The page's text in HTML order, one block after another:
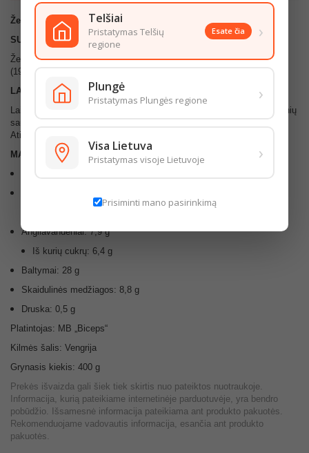
Žemės riešutų užtepas.
SUDEDAMOSIOS DALYS
Žemės riešutų sviestas (79,6%), traškūs žemės riešutų gabaliukai
(19,9%), druska.
LAIKYMO SĄLYGOS
Laikyti gerai uždaryta, sausoje, tamsioje vietoje. Saugoti nuo tiesioginių
saulės spindulių ir laikyti ne aukštesnėje kaip +25°C temperatūroje.
Atidarius suvartoti per 4 savaites.
MAISTINGUMO VERTĖ (100G/ML)
Angliavandeniai: 7,9 g
Iš kurių cukrų: 6,4 g
Baltymai: 28 g
Skaidulinės medžiagos: 8,8 g
Druska: 0,5 g
Platintojas: MB „Biceps“
Kilmės šalis: Vengrija
Grynasis kiekis: 400 g
Prekės išvaizda gali šiek tiek skirtis nuo pateiktos nuotraukoje.
Informacija, kurią pateikiame internetinėje parduotuvėje, yra bendro
pobūdžio. Išsamesnė informacija pateikiama ant produkto pakuotės.
Rekomenduojame vadovautis informacija, esančia ant produkto
pakuotės.
Telšiai
Pristatymas Telšių
regione
Esate čia ›
Plungė
Pristatymas Plungės regione ›
Visa Lietuva
Pristatymas visoje Lietuvoje ›
Prisiminti mano pasirinkimą